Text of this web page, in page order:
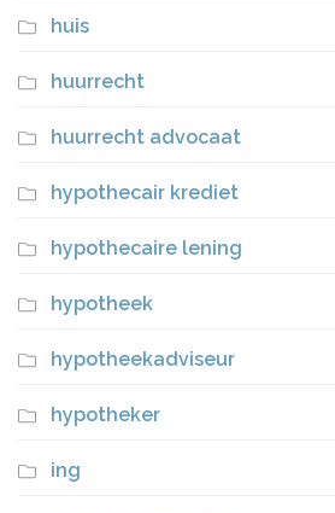
huis
huurrecht
huurrecht advocaat
hypothecair krediet
hypothecaire lening
hypotheek
hypotheekadviseur
hypotheker
ing